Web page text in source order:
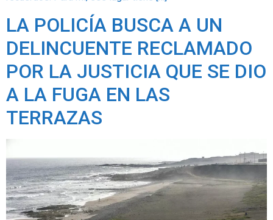
LA POLICÍA BUSCA A UN
DELINCUENTE RECLAMADO
POR LA JUSTICIA QUE SE DIO
A LA FUGA EN LAS
TERRAZAS